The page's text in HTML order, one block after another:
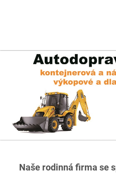
Naše rodinná firma se